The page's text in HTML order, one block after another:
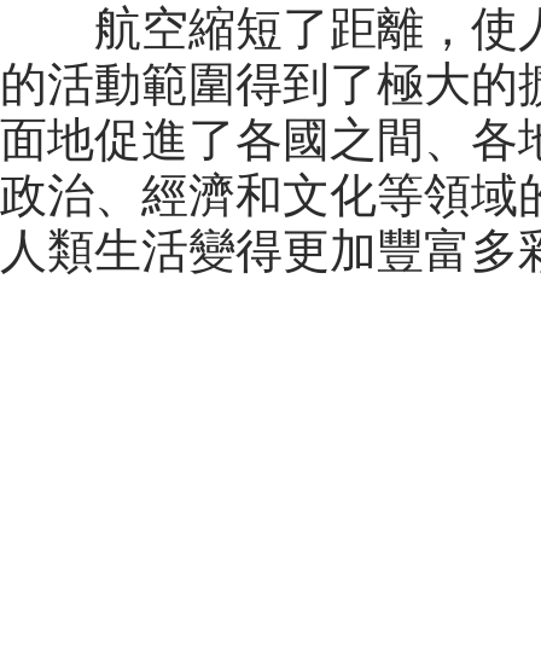
航空縮短了距離，使
的活動範圍得到了極大的
面地促進了各國之間、各
政治、經濟和文化等領域
人類生活變得更加豐富多